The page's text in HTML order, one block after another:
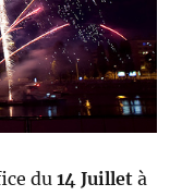
du14 Juillet à